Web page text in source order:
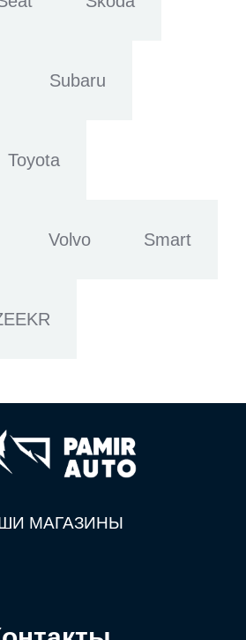
Subaru
Toyota
Volvo Smart
МАГАЗИНЫ